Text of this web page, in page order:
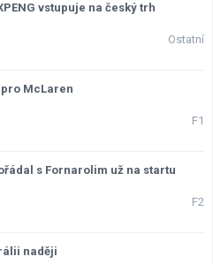
vstupuje na český trh
Ostatní
McLaren
F1
s Fornarolim už na startu
F2
naději